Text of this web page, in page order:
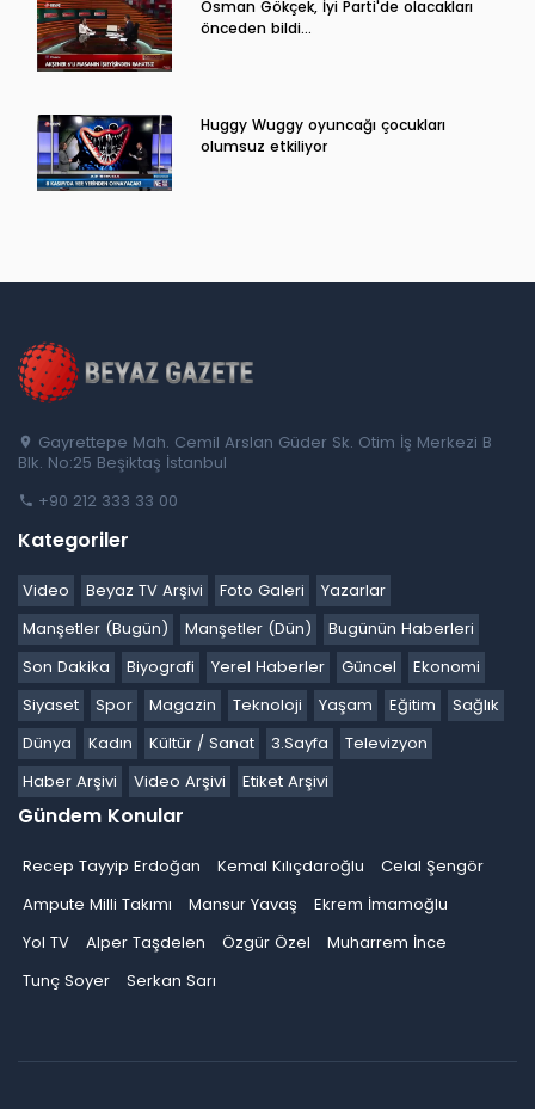
Osman Gökçek, İyi Parti'de olacakları
önceden bildi...
Huggy Wuggy oyuncağı çocukları
olumsuz etkiliyor
Gayrettepe Mah. Cemil Arslan Güder Sk. Otim İş Merkezi B
Blk. No:25 Beşiktaş İstanbul
+90 212 333 33 00
Kategoriler
Video Beyaz TV Arşivi Foto Galeri
Yazarlar
Manşetler (Bugün)
Manşetler (Dün)
Bugünün Haberleri
Son Dakika
Biyografi Yerel Haberler Güncel
Ekonomi
Siyaset
Spor Magazin Teknoloji Yaşam Eğitim
Sağlık
Dünya
Kadın Kültür / Sanat 3.Sayfa
Televizyon
Haber Arşivi
Video Arşivi Etiket Arşivi
Gündem Konular
Recep Tayyip Erdoğan Kemal Kılıçdaroğlu
Celal Şengör
Ampute Milli Takımı
Mansur Yavaş
Ekrem İmamoğlu
Yol TV
Alper Taşdelen Özgür Özel
Muharrem İnce
Tunç Soyer
Serkan Sarı